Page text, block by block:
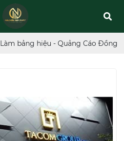
Làm bảng hiệu - Quảng Cáo Đồng